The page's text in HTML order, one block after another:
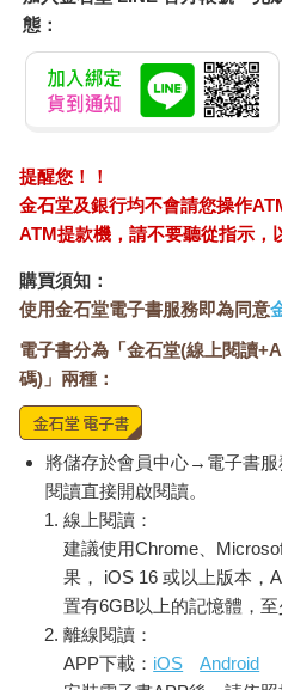
態：
提醒您！！
金石堂及銀行均不會請您操作
ATM提款機，請不要聽從指示，
購買須知：
使用金石堂電子書服務即為同意
電子書分為「金石堂(線上閱讀
碼)」兩種：
將儲存於會員中心→電子書服
閱讀直接開啟閱讀。
線上閱讀：
建議使用Chrome、
果， iOS 16 或以上版本，
置有6GB以上的記憶體，至
離線閱讀：
APP下載： iOS
Android